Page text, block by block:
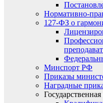
Нормативно-
127-ФЗ о
Минспорт РФ
Приказы
Наградные